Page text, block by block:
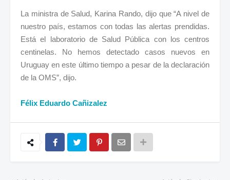
La ministra de Salud, Karina Rando, dijo que“A nivel de
nuestro país, estamos con todas las alertas prendidas.
Está el laboratorio de Salud Pública con los centros
centinelas. No hemos detectado casos nuevos en
Uruguay en este último tiempo a pesar de la declaración
de la OMS”, dijo.
Félix Eduardo Cañizalez